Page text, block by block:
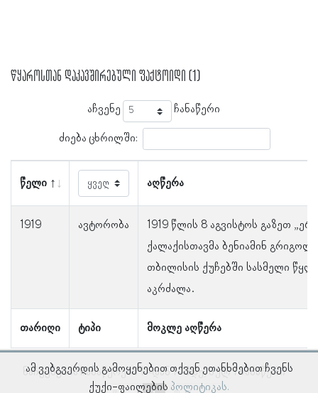
წყაროსთან დაკავშირებული ფაქტოიდი (1)
აჩვენე ჩანაწერი
ძიება ცხრილში:
წელი აღწერა
თარიღი ტიპი მოკლე აღწერა
1919 ავტორობა
1919 წლის 8 აგვისტოს გაზეთ
ქალაქისთავმა ბენიამინ
თბილისის ქუჩებში სასმელი
აკრძალა.
ნაჩვენებია ჩანაწერები 1–დან 1–მდე, სულ 1 ჩანაწერი
ამ ვებგვერდის გამოყენებით თქვენ ეთანხმებით ჩვენს
ქუქი-ფაილების პოლიტიკას.